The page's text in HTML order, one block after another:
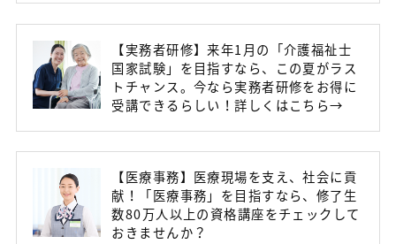
【実務者研修】来年1月の「介護福祉士
国家試験」を目指すなら、この夏がラス
トチャンス。今なら実務者研修をお得に
受講できるらしい！詳しくはこちら→
【医療事務】医療現場を支え、社会に貢
献！「医療事務」を目指すなら、修了生
数80万人以上の資格講座をチェックして
おきませんか？